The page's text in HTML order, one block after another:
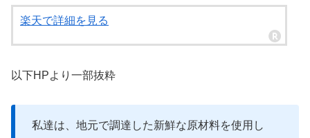
楽天で詳細を見る
以下HPより一部抜粋
私達は、地元で調達した新鮮な原材料を使用し